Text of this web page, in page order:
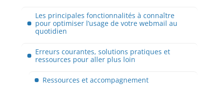
Les principales fonctionnalités à connaître
pour optimiser l’usage de votre webmail au
quotidien
Erreurs courantes, solutions pratiques et
ressources pour aller plus loin
Ressources et accompagnement